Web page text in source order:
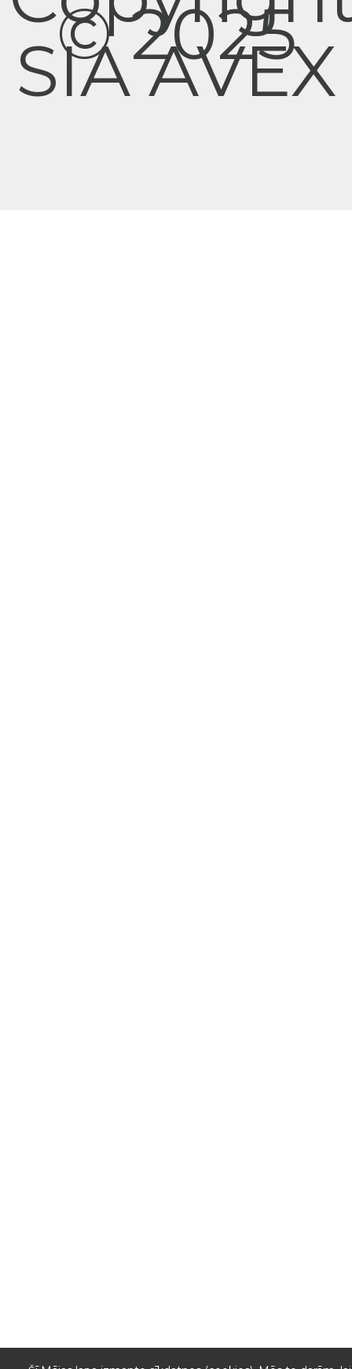
© 2025
SIA AVEX